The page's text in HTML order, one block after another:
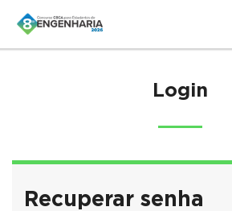
Login
Recuperar senha